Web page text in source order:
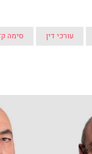
עורכי דין
סימה